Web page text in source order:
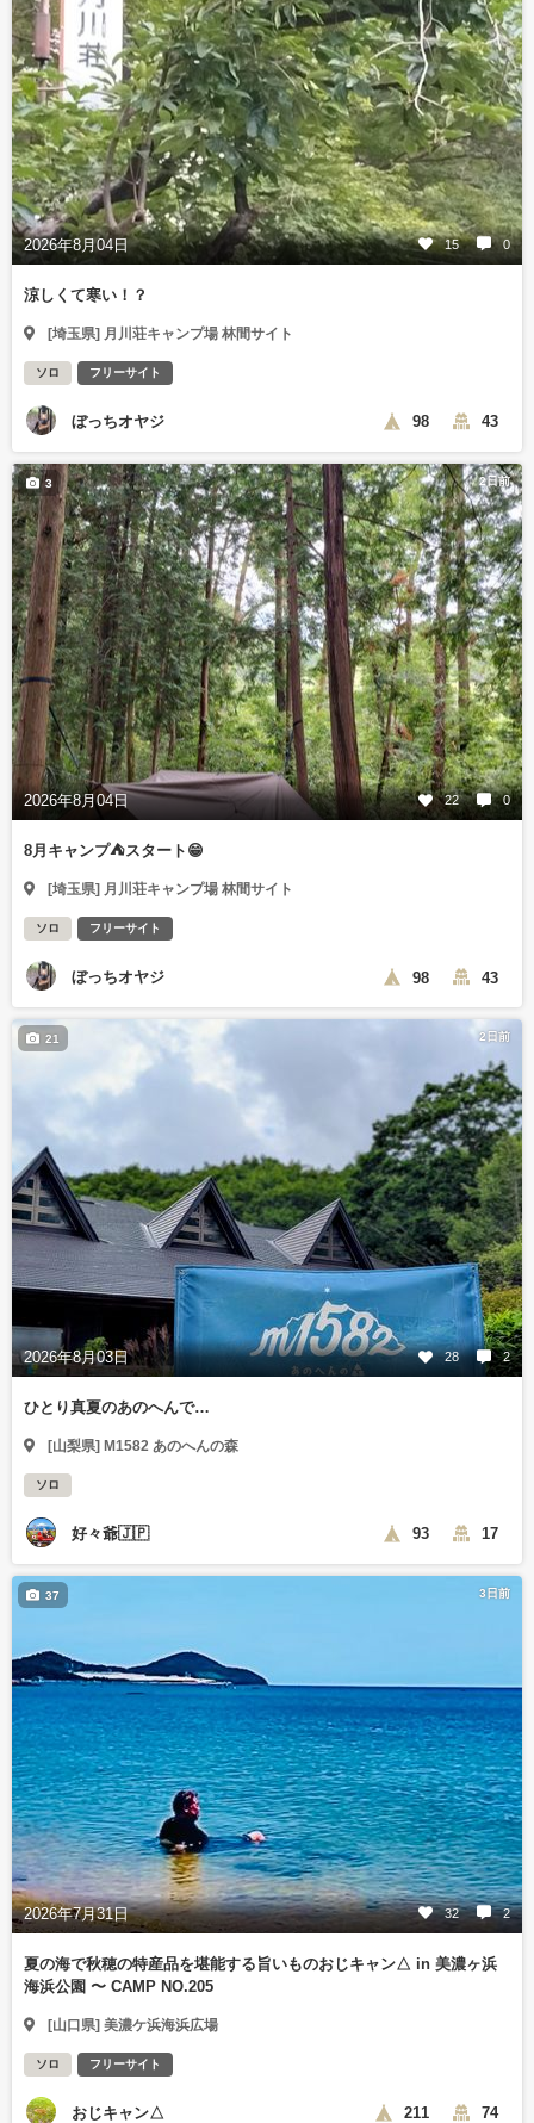
2026年8月04日 15 0
涼しくて寒い！？
[埼玉県] 月川荘キャンプ場 林間サイト
ソロ フリーサイト
ぼっちオヤジ 98 43
2日前
2026年8月04日 22 0
3
8月キャンプ⛺️スタート😁
[埼玉県] 月川荘キャンプ場 林間サイト
ソロ フリーサイト
ぼっちオヤジ 98 43
2日前
2026年8月03日 28 2
21
ひとり真夏のあのへんで…
[山梨県] M1582 あのへんの森
ソロ
好々爺🇯🇵 93 17
3日前
2026年7月31日 32 2
37
夏の海で秋穂の特産品を堪能する旨いものおじキャン△ in 美濃ヶ浜
海浜公園 〜 CAMP NO.205
[山口県] 美濃ケ浜海浜広場
ソロ フリーサイト
おじキャン△ 211 74